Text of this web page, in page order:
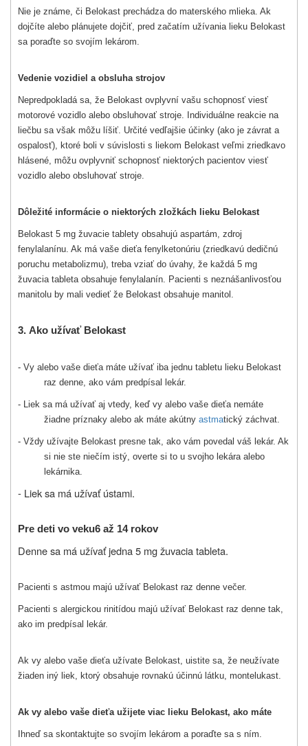
Nie je známe, či Belokast prechádza do materského mlieka. Ak
dojčíte alebo plánujete dojčiť, pred začatím užívania lieku Belokast
sa poraďte so svojím lekárom.
Vedenie vozidiel a obsluha strojov
Nepredpokladá sa, že Belokast ovplyvní vašu schopnosť viesť
motorové vozidlo alebo obsluhovať stroje. Individuálne reakcie na
liečbu sa však môžu líšiť. Určité vedľajšie účinky (ako je závrat a
ospalosť), ktoré boli v súvislosti s liekom Belokast veľmi zriedkavo
hlásené, môžu ovplyvniť schopnosť niektorých pacientov viesť
vozidlo alebo obsluhovať stroje.
Dôležité informácie o niektorých zložkách lieku Belokast
Belokast 5 mg žuvacie tablety obsahujú aspartám, zdroj
fenylalanínu. Ak má vaše dieťa fenylketonúriu (zriedkavú dedičnú
poruchu metabolizmu), treba vziať do úvahy, že každá 5 mg
žuvacia tableta obsahuje fenylalanín. Pacienti s neznášanlivosťou
manitolu by mali vedieť že Belokast obsahuje manitol.
3. Ako užívať Belokast
- Vy alebo vaše dieťa máte užívať iba jednu tabletu lieku Belokast
raz denne, ako vám predpísal lekár.
- Liek sa má užívať aj vtedy, keď vy alebo vaše dieťa nemáte
žiadne príznaky alebo ak máte akútny astmatický záchvat.
- Vždy užívajte Belokast presne tak, ako vám povedal váš lekár. Ak
si nie ste niečím istý, overte si to u svojho lekára alebo
lekárnika.
- Liek sa má užívať ústami.
Pre deti vo veku6 až 14rokov
Denne sa má užívať jedna 5 mg žuvacia tableta.
Pacienti s astmou majú užívať Belokast raz denne večer.
Pacienti s alergickou rinitídou majú užívať Belokast raz denne tak,
ako im predpísal lekár.
Ak vy alebo vaše dieťa užívate Belokast, uistite sa, že neužívate
žiaden iný liek, ktorý obsahuje rovnakú účinnú látku, montelukast.
Ak vy alebo vaše dieťa užijete viac lieku Belokast, ako máte
Ihneď sa skontaktujte so svojím lekárom a poraďte sa s ním.